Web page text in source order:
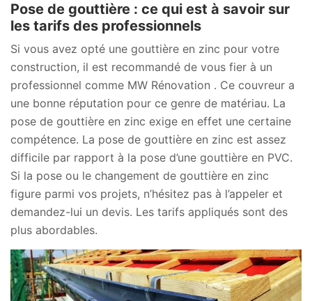
Pose de gouttière : ce qui est à savoir sur
les tarifs des professionnels
Si vous avez opté une gouttière en zinc pour votre
construction, il est recommandé de vous fier à un
professionnel comme MW Rénovation . Ce couvreur a
une bonne réputation pour ce genre de matériau. La
pose de gouttière en zinc exige en effet une certaine
compétence. La pose de gouttière en zinc est assez
difficile par rapport à la pose d’une gouttière en PVC.
Si la pose ou le changement de gouttière en zinc
figure parmi vos projets, n’hésitez pas à l’appeler et
demandez-lui un devis. Les tarifs appliqués sont des
plus abordables.